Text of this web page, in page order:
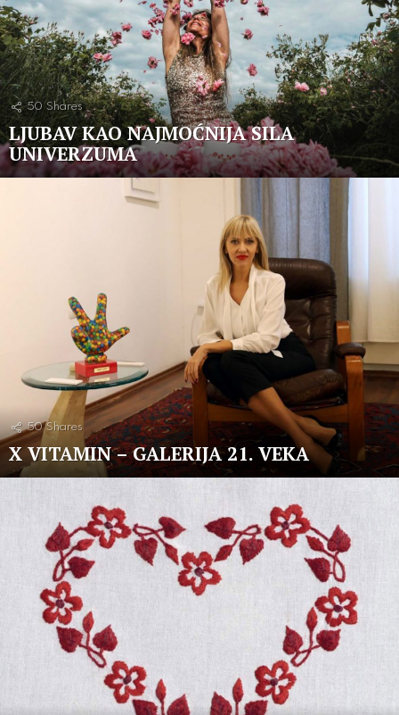
50 Shares
LJUBAV KAO NAJMOĆNIJA SILA
UNIVERZUMA
50 Shares
X VITAMIN – GALERIJA 21. VEKA